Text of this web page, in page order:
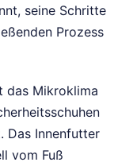
seine Schritte
Prozess
das Mikroklima
Das Innenfutter
vom Fuß